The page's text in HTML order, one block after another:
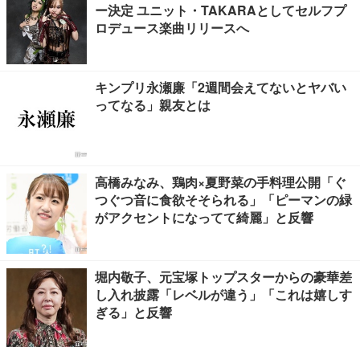
ー決定 ユニット・TAKARAとしてセルフプ
ロデュース楽曲リリースへ
キンプリ永瀬廉「2週間会えてないとヤバい
ってなる」親友とは
高橋みなみ、鶏肉×夏野菜の手料理公開「ぐ
つぐつ音に食欲そそられる」「ピーマンの緑
がアクセントになってて綺麗」と反響
堀内敬子、元宝塚トップスターからの豪華差
し入れ披露「レベルが違う」「これは嬉しす
ぎる」と反響